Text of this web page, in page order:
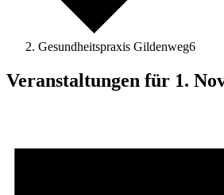
Gesundheitspraxis Gildenweg6
Veranstaltungen für 1.